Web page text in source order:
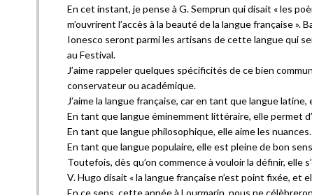
En cet instant, je pense à G. Semprun qui disait « les
m’ouvrirent l’accès à la beauté de la langue française ».
Ionesco seront parmi les artisans de cette langue qui
au Festival.
J’aime rappeler quelques spécificités de ce bien
conservateur ou académique.
J’aime la langue française, car en tant que langue
En tant que langue éminemment littéraire, elle permet
En tant que langue philosophique, elle aime les nuances.
En tant que langue populaire, elle est pleine de bon
Toutefois, dès qu’on commence à vouloir la définir, elle
V. Hugo disait « la langue française n’est point fixée, et
En ce sens, cette année à Lourmarin, nous ne